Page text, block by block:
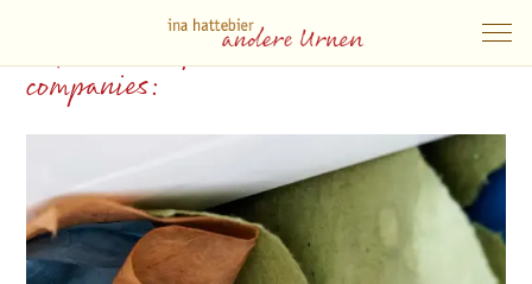
Experienced partners and their
companies: